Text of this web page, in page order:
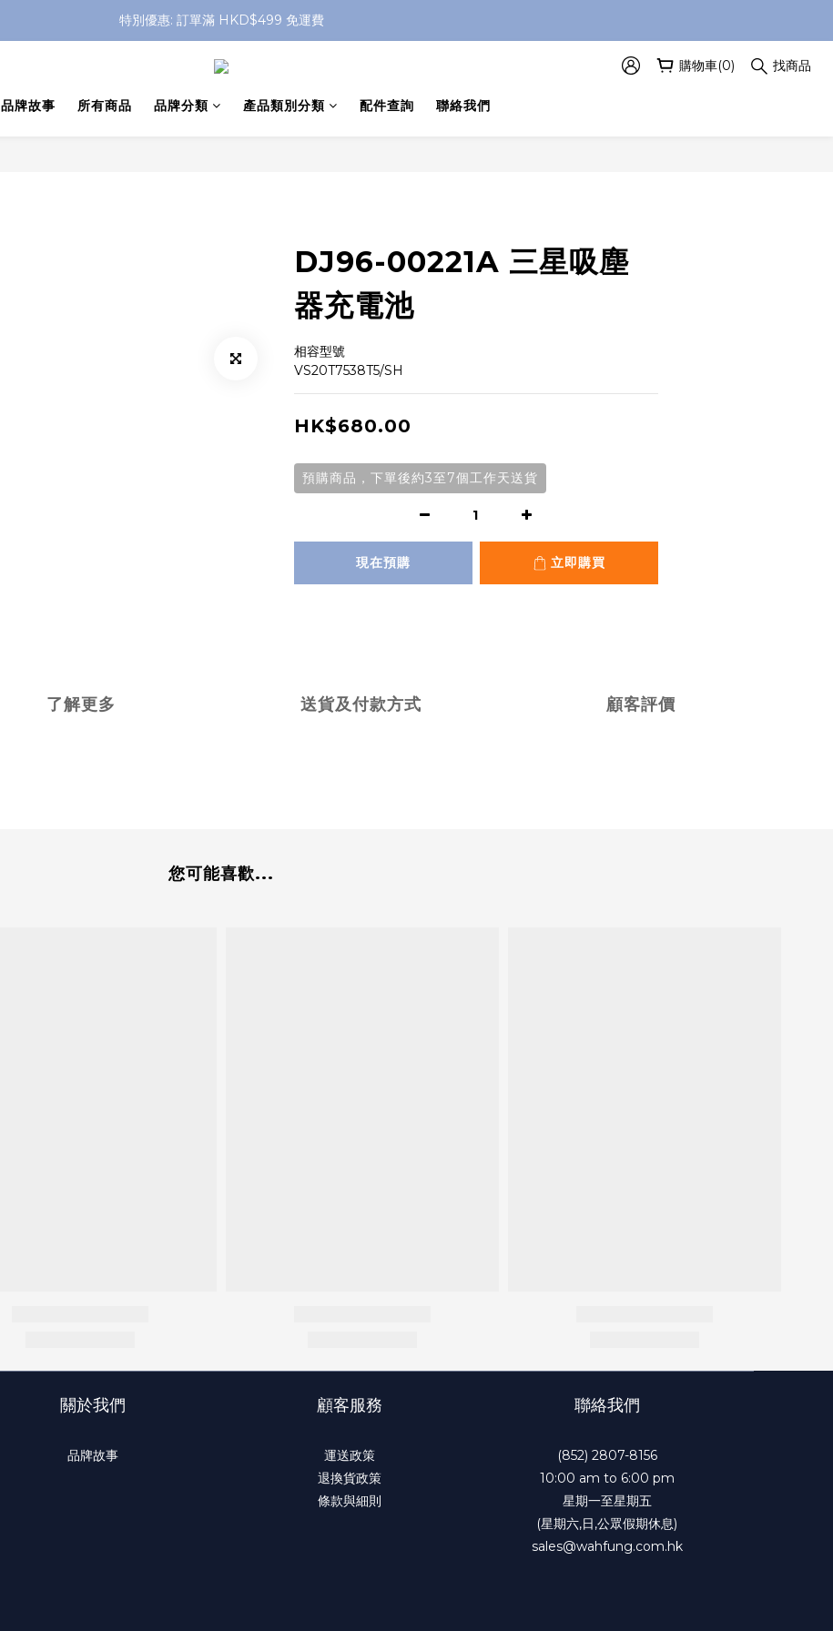
特別優惠: 訂單滿 HKD$499 免運費
特別優惠: 訂單滿 HKD$499 免運費
門店自取 任何消費免運費
特別優惠: 訂單滿 HKD$499 免運費
購物車(0) 找商品
品牌故事 所有商品 品牌分類 產品類別分類 配件查詢 聯絡我們
DJ96-00221A 三星吸塵
器充電池
相容型號
VS20T7538T5/SH
HK$680.00
預購商品，下單後約3至7個工作天送貨
現在預購 立即購買
了解更多 送貨及付款方式 顧客評價
您可能喜歡...
關於我們
品牌故事
顧客服務
運送政策
退換貨政策
條款與細則
聯絡我們
(852) 2807-8156
10:00 am to 6:00 pm
星期一至星期五
(星期六,日,公眾假期休息)
sales@wahfung.com.hk